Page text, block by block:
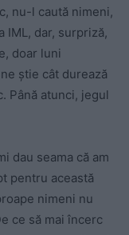
nu-l caută nimeni,
IML, dar, surpriză,
doar luni
știe cât durează
Până atunci, jegul
dau seama că am
pentru această
nimeni nu
ce să mai încerc